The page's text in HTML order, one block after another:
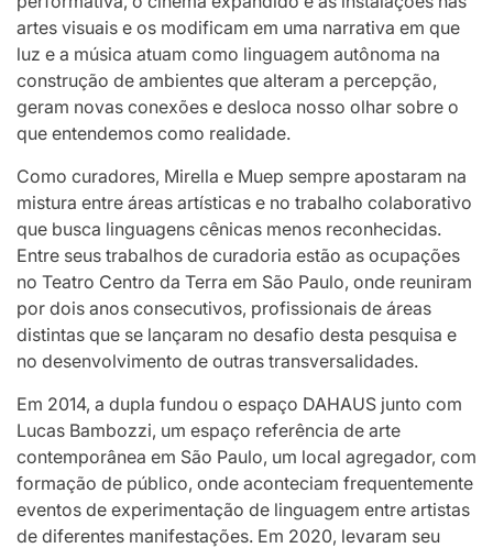
artes visuais e os modificam em uma narrativa em que
luz e a música atuam como linguagem autônoma na
construção de ambientes que alteram a percepção,
geram novas conexões e desloca nosso olhar sobre o
que entendemos como realidade.
Como curadores, Mirella e Muep sempre apostaram na
mistura entre áreas artísticas e no trabalho colaborativo
que busca linguagens cênicas menos reconhecidas.
Entre seus trabalhos de curadoria estão as ocupações
no Teatro Centro da Terra em São Paulo, onde reuniram
por dois anos consecutivos, profissionais de áreas
distintas que se lançaram no desafio desta pesquisa e
no desenvolvimento de outras transversalidades.
Em 2014, a dupla fundou o espaço DAHAUS junto com
Lucas Bambozzi, um espaço referência de arte
contemporânea em São Paulo, um local agregador, com
formação de público, onde aconteciam frequentemente
eventos de experimentação de linguagem entre artistas
de diferentes manifestações. Em 2020, levaram seu